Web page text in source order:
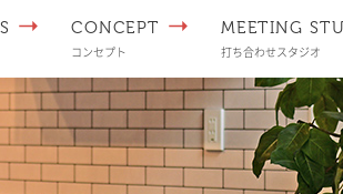
CONCEPT
コンセプト
MEETING
打ち合わせスタジオ